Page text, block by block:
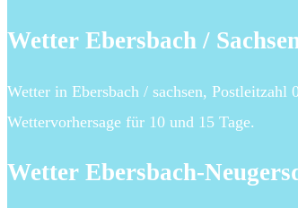
Wetter Ebersbach /
Wetter in Ebersbach / sachsen, Postleitzahl
Wettervorhersage für 10 und 15 Tage.
Wetter Ebersbach-